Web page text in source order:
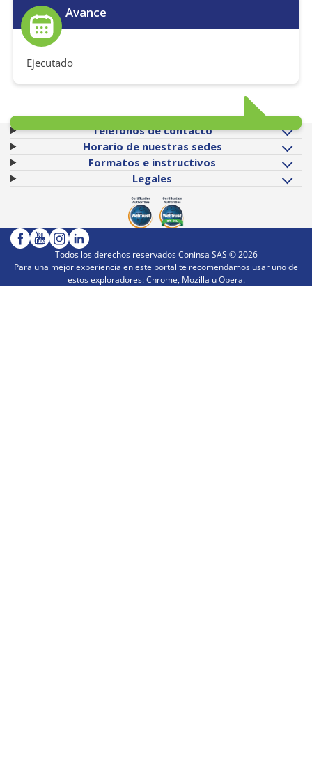
Avance
Ejecutado
Teléfonos de contacto
Horario de nuestras sedes
Formatos e instructivos
Legales
Todos los derechos reservados Coninsa SAS ©2026
Para una mejor experiencia en este portal te recomendamos usar uno de
estos exploradores: Chrome, Mozilla u Opera.